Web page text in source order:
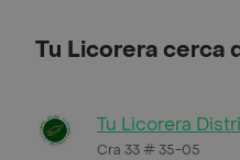
Tu Licorera cerca
Tu Licorera
Cra 33 # 35-05